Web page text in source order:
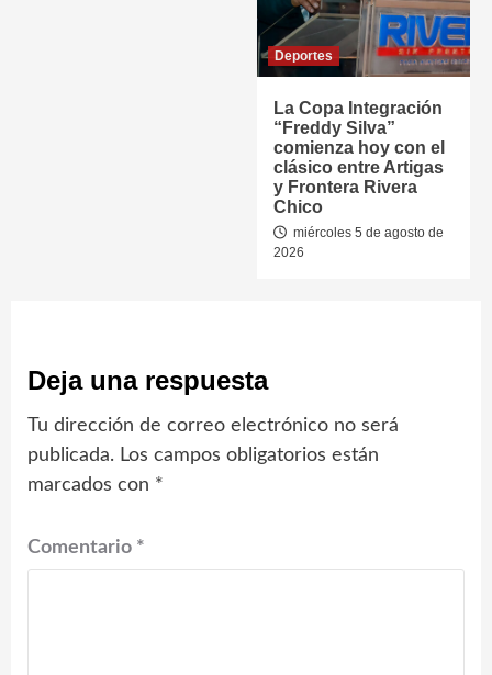
Deportes
La Copa Integración
“Freddy Silva”
comienza hoy con el
clásico entre Artigas
y Frontera Rivera
Chico
miércoles 5 de agosto de
2026
Deja una respuesta
Tu dirección de correo electrónico no será
publicada. Los campos obligatorios están
marcados con *
Comentario *